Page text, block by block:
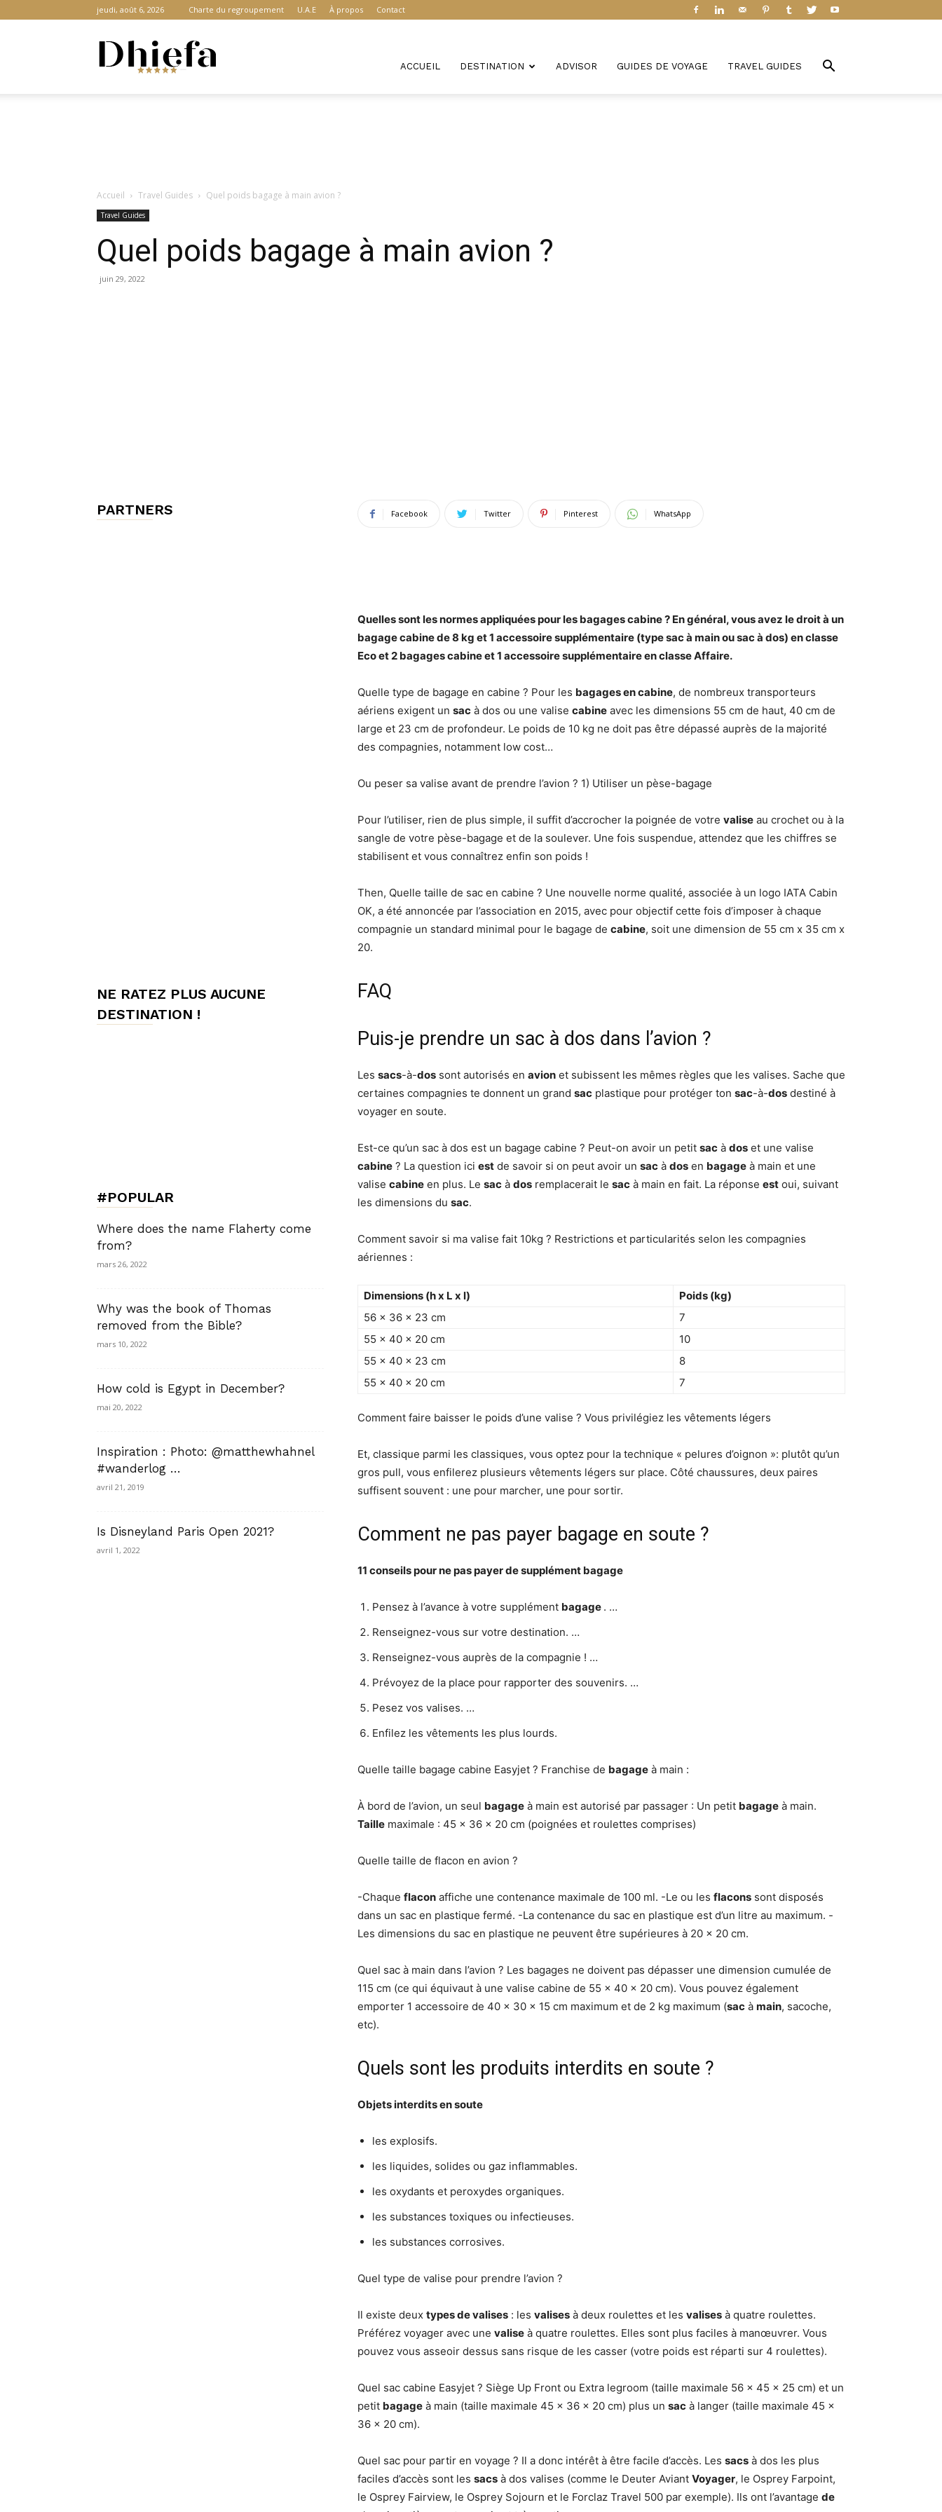
jeudi, août 6, 2026 Charte du regroupement U.A.E À propos Contact
Portail
ACCUEIL DESTINATION ADVISOR GUIDES DE VOYAGE TRAVEL GUIDES
Accueil Travel Guides Quel poids bagage à main avion ?
Travel Guides
Quel poids bagage à main avion ?
juin 29, 2022
Facebook Twitter Pinterest WhatsApp
Quellessont les normes appliquées pour les bagages cabine? En général, vous avez le droit à un
bagage cabinede 8 kg et 1 accessoire supplémentaire (type sac à mainou sac à dos) en classe
Eco et 2 bagages cabineet 1 accessoire supplémentaire en classe Affaire.
Quelle type de bagage en cabine ? Pour les bagages en cabine, de nombreux transporteurs
aériens exigent un sac à dos ou une valise cabine avec les dimensions 55 cm de haut, 40 cm de
large et 23 cm de profondeur. Le poids de 10 kg ne doit pas être dépassé auprès de la majorité
des compagnies, notamment low cost…
Ou peser sa valise avant de prendre l’avion ? 1) Utiliser un pèse-bagage
Pour l’utiliser, rien de plus simple, il suffit d’accrocher la poignée de votre valise au crochet ou à la
sangle de votre pèse-bagage et de la soulever. Une fois suspendue, attendez que les chiffres se
stabilisent et vous connaîtrez enfin son poids !
Then, Quelle taille de sac en cabine ? Une nouvelle norme qualité, associée à un logo IATA Cabin
OK, a été annoncée par l’association en 2015, avec pour objectif cette fois d’imposer à chaque
compagnie un standard minimal pour le bagage de cabine, soit une dimension de 55 cm x 35 cm x
20.
FAQ
Puis-je prendre un sac à dos dans l’avion ?
Les sacs-à-dos sont autorisés en avion et subissent les mêmes règles que les valises. Sache que
certaines compagnies te donnent un grand sac plastique pour protéger ton sac-à-dos destiné à
voyager en soute.
Est-ce qu’un sac à dos est un bagage cabine ? Peut-on avoir un petit sac à dos et une valise
cabine ? La question ici est de savoir si on peut avoir un sac à dos en bagage à main et une
valise cabine en plus. Le sac à dos remplacerait le sac à main en fait. La réponse est oui, suivant
les dimensions du sac.
Comment savoir si ma valise fait 10kg ? Restrictions et particularités selon les compagnies
aériennes :
Dimensions (h x L x l)
Poids (kg)
56 x 36 x 23 cm
7
55 x 40 x 20 cm
10
55 x 40 x 23 cm
8
55 x 40 x 20 cm
7
Comment faire baisser le poids d’une valise ? Vous privilégiez les vêtements légers
Et, classique parmi les classiques, vous optez pour la technique « pelures d’oignon »: plutôt qu’un
gros pull, vous enfilerez plusieurs vêtements légers sur place. Côté chaussures, deux paires
suffisent souvent : une pour marcher, une pour sortir.
Comment ne pas payer bagage en soute ?
11 conseils pourne pas payerde supplément bagage
Pensez à l’avance à votre supplément bagage . …
Renseignez-vous sur votre destination. …
Renseignez-vous auprès de la compagnie ! …
Prévoyez de la place pour rapporter des souvenirs. …
Pesez vos valises. …
Enfilez les vêtements les plus lourds.
Quelle taille bagage cabine Easyjet ? Franchise de bagage à main :
À bord de l’avion, un seul bagage à main est autorisé par passager : Un petit bagage à main.
Taille maximale : 45 x 36 x 20 cm (poignées et roulettes comprises)
Quelle taille de flacon en avion ?
-Chaque flacon affiche une contenance maximale de 100 ml. -Le ou les flacons sont disposés
dans un sac en plastique fermé. -La contenance du sac en plastique est d’un litre au maximum. -
Les dimensions du sac en plastique ne peuvent être supérieures à 20 x 20 cm.
Quel sac à main dans l’avion ? Les bagages ne doivent pas dépasser une dimension cumulée de
115 cm (ce qui équivaut à une valise cabine de 55 x 40 x 20 cm). Vous pouvez également
emporter 1 accessoire de 40 x 30 x 15 cm maximum et de 2 kg maximum (sac à main, sacoche,
etc).
Quels sont les produits interdits en soute ?
Objetsinterdits en soute
les explosifs.
les liquides, solides ou gaz inflammables.
les oxydants et peroxydes organiques.
les substances toxiques ou infectieuses.
les substances corrosives.
Quel type de valise pour prendre l’avion ?
Il existe deux types de valises : les valises à deux roulettes et les valises à quatre roulettes.
Préférez voyager avec une valise à quatre roulettes. Elles sont plus faciles à manœuvrer. Vous
pouvez vous asseoir dessus sans risque de les casser (votre poids est réparti sur 4 roulettes).
Quel sac cabine Easyjet ? Siège Up Front ou Extra legroom (taille maximale 56 x 45 x 25 cm) et un
petit bagage à main (taille maximale 45 x 36 x 20 cm) plus un sac à langer (taille maximale 45 x
36 x 20 cm).
Quel sac pour partir en voyage ? Il a donc intérêt à être facile d’accès. Les sacs à dos les plus
faciles d’accès sont les sacs à dos valises (comme le Deuter Aviant Voyager, le Osprey Farpoint,
le Osprey Fairview, le Osprey Sojourn et le Forclaz Travel 500 par exemple). Ils ont l’avantage de
PARTNERS
NE RATEZ PLUS AUCUNE
DESTINATION !
#POPULAR
Where does the name Flaherty come
from?
mars 26, 2022
Why was the book of Thomas
removed from the Bible?
mars 10, 2022
How cold is Egypt in December?
mai 20, 2022
Inspiration : Photo: @matthewhahnel
#wanderlog …
avril 21, 2019
Is Disneyland Paris Open 2021?
avril 1, 2022